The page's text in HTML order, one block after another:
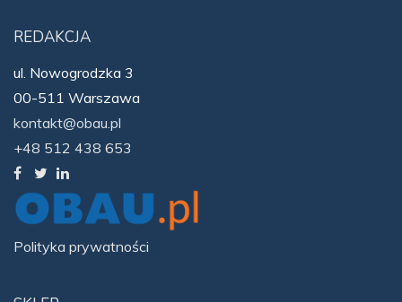
REDAKCJA
ul. Nowogrodzka 3
00-511 Warszawa
kontakt@obau.pl
+48 512 438 653
Polityka prywatności